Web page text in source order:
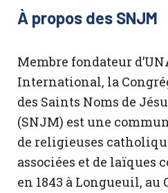
À propos des SNJM
Membre fondateur
International, la
des Saints Noms de
(SNJM) est une
de religieuses
associées et de laïques
en 1843 à Longueuil, au